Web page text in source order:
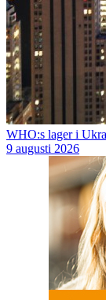
WHO:s lager i
9 augusti 2026